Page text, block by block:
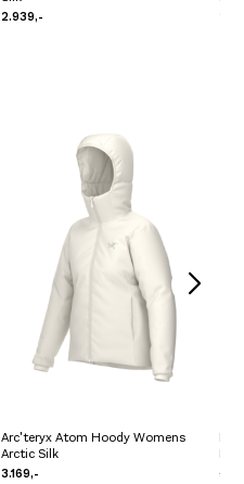
2.939,-
Arc'teryx Atom Hoody Womens
Arctic Silk
3.169,-